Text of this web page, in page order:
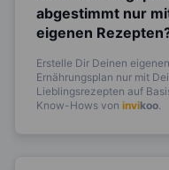
abgestimmt nur
eigenen
Erstelle Dir Deinen
Ernährungsplan nur mit
Lieblingsrezepten auf
Know-Hows von invikoo